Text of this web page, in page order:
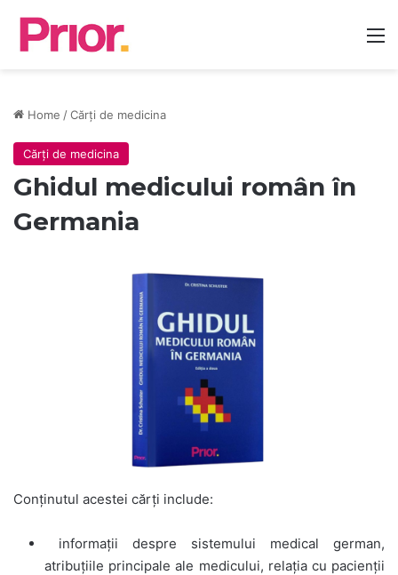
Home /Cărți de medicina
Cărți de medicina
Ghidul medicului român în
Germania
Conținutul acestei cărți include:
informații despre sistemului medical german,
atribuţiile principale ale medicului, relaţia cu pacienţii